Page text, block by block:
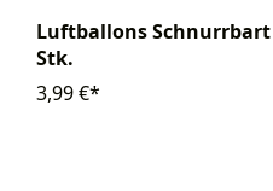
Luftballons Schnurrbart
Stk.
3,99 €*